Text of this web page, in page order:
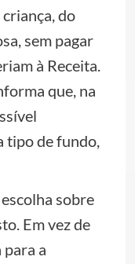
do
sem pagar
à Receita.
que, na
tipo de fundo,
sobre
Em vez de
a